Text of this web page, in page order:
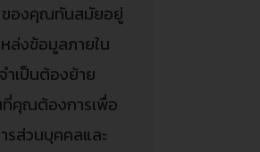
ของคุณทันสมัยอยู่
ล่งข้อมูลภายใน
เป็นต้องย้าย
คุณต้องการเพื่อ
ส่วนบุคคลและ